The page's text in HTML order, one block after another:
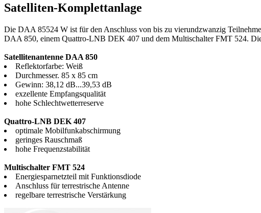
Satelliten-Komplettanlage
Die DAA 85524 W ist für den Anschluss von bis zu vierundzwanzig
DAA 850, einem Quattro-LNB DEK 407 und dem Multischalter FMT 524.
Satellitenantenne DAA 850
Reflektorfarbe: Weiß
Durchmesser. 85 x 85 cm
Gewinn: 38,12 dB...39,53 dB
exzellente Empfangsqualität
hohe Schlechtwetterreserve
Quattro-LNB DEK 407
optimale Mobilfunkabschirmung
geringes Rauschmaß
hohe Frequenzstabilität
Multischalter FMT 524
Energiesparnetzteil mit Funktionsdiode
Anschluss für terrestrische Antenne
regelbare terrestrische Verstärkung